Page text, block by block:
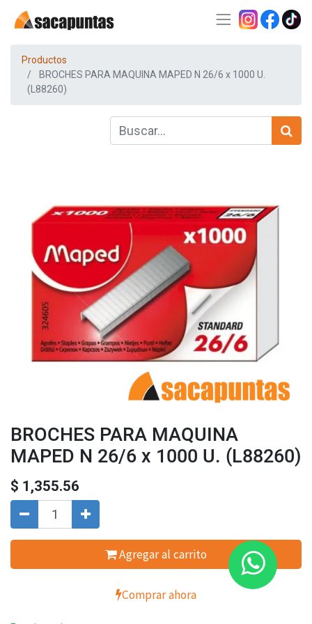
Productos
BROCHES PARA MAQUINA MAPED N 26/6 x 1000 U.
(L88260)
BROCHES PARA MAQUINA
MAPED N 26/6 x 1000 U. (L88260)
$ 1,355.56
Agregar al carrito
Comprar ahora